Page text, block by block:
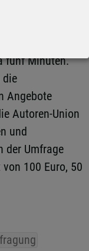
Weise nutzt,
und wo wir
Die Teilnahme
fünf Minuten.
die
Angebote
Autoren-Union
und
der Umfrage
100 Euro, 50